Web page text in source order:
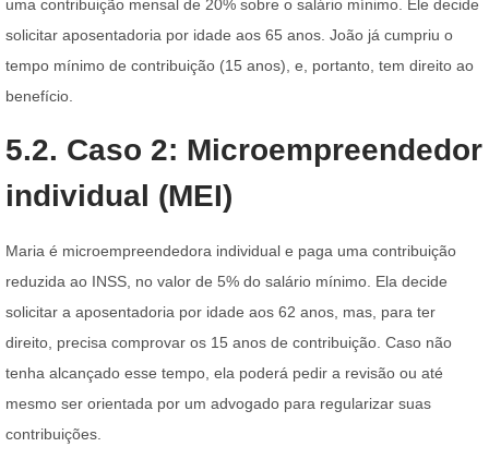
uma contribuição mensal de 20% sobre o salário mínimo. Ele decide
solicitar aposentadoria por idade aos 65 anos. João já cumpriu o
tempo mínimo de contribuição (15 anos), e, portanto, tem direito ao
benefício.
5.2. Caso 2: Microempreendedor
individual (MEI)
Maria é microempreendedora individual e paga uma contribuição
reduzida ao INSS, no valor de 5% do salário mínimo. Ela decide
solicitar a aposentadoria por idade aos 62 anos, mas, para ter
direito, precisa comprovar os 15 anos de contribuição. Caso não
tenha alcançado esse tempo, ela poderá pedir a revisão ou até
mesmo ser orientada por um advogado para regularizar suas
contribuições.